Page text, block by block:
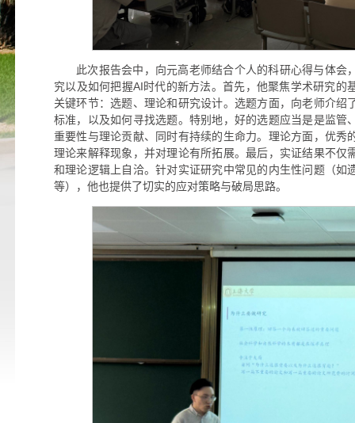
此次报告会中，向元高老师结合个人的科研心得与体会
究以及如何把握AI时代的新方法。首先，他聚焦学术研究的
关键环节：选题、理论和研究设计。选题方面，向老师介绍
标准，以及如何寻找选题。特别地，好的选题应当是是监管
重要性与理论贡献、同时有持续的生命力。理论方面，优秀
理论来解释现象，并对理论有所拓展。最后，实证结果不仅
和理论逻辑上自洽。针对实证研究中常见的内生性问题（如
等），他也提供了切实的应对策略与破局思路。